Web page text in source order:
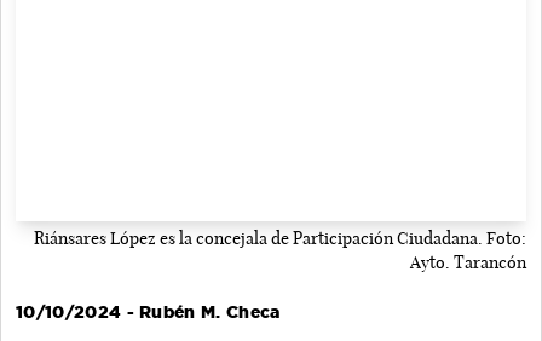
Riánsares López es la concejala de Participación Ciudadana. Foto:
Ayto. Tarancón
10/10/2024 - Rubén M. Checa